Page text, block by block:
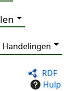
Handelingen
RDF
Hulp